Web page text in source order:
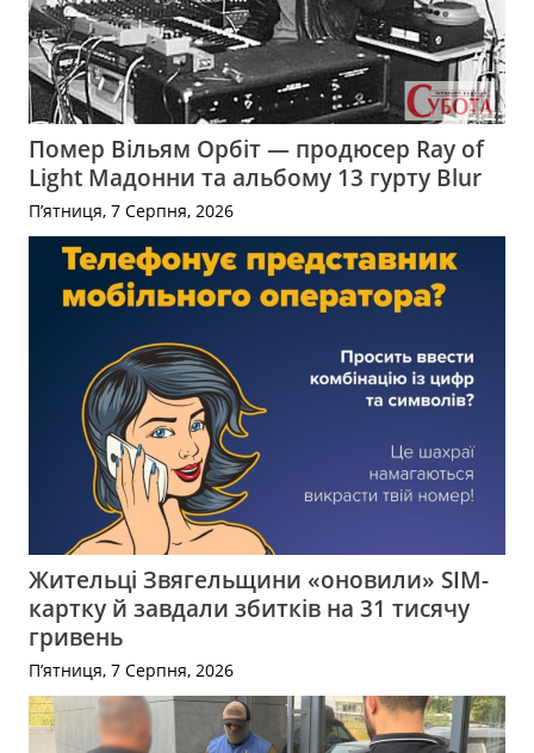
Помер Вільям Орбіт — продюсер Ray of
Light Мадонни та альбому 13 гурту Blur
П’ятниця, 7 Серпня, 2026
Жительці Звягельщини «оновили» SIM-
картку й завдали збитків на 31 тисячу
гривень
П’ятниця, 7 Серпня, 2026